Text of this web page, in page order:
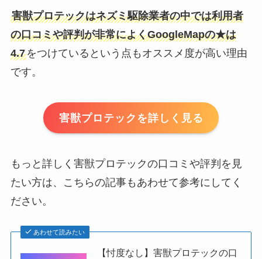
害獣プロテックはネズミ駆除業者の中では利用者
の口コミや評判が非常によくGoogleMapの★は
4.7をつけているという点もオススメ度が高い理由
です。
害獣プロテックを詳しく見る
もっと詳しく害獣プロテックの口コミや評判を見
たい方は、こちらの記事もあわせて参考にしてく
ださい。
あわせて読みたい
【忖度なし】害獣プロテックの口